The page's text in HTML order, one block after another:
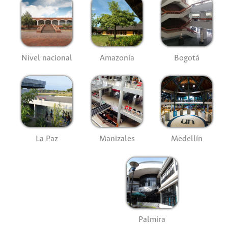
Nivel nacional Amazonía Bogotá
La Paz Manizales Medellín
Palmira